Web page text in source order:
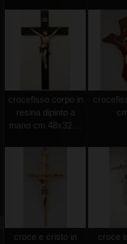
crocefisso corpo in
resina dipinto a
mano cm.48x32 ...
croce e cristo in
croce